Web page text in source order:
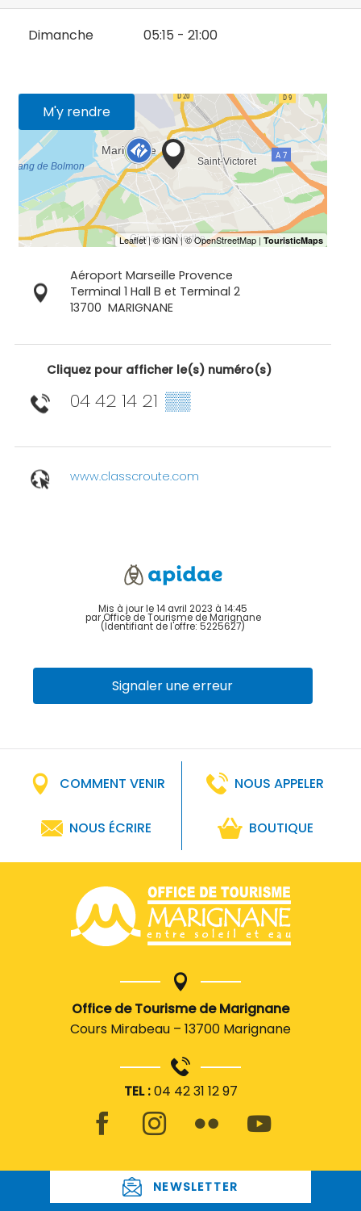
Dimanche 05:15 - 21:00
M'y rendre
Aéroport Marseille Provence
Terminal 1 Hall B et Terminal 2
13700 MARIGNANE
Cliquez pour afficher le(s) numéro(s)
04 42 14 21 ▒▒
www.classcroute.com
Mis à jour le 14 avril 2023 à 14:45
par Office de Tourisme de Marignane
(Identifiant de l'offre: 5225627)
Signaler une erreur
COMMENT VENIR NOUS APPELER
NOUS ÉCRIRE BOUTIQUE
Office de Tourisme de Marignane
Cours Mirabeau – 13700 Marignane
TEL :04 42 31 12 97
NEWSLETTER